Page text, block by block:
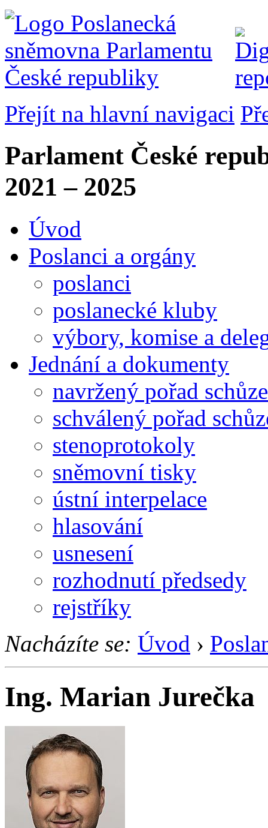
Přejít na hlavní navigaci
Parlament České
2021 – 2025
Úvod
Poslanci a orgány
poslanci
poslanecké kluby
výbory, komise a
Jednání a dokumenty
navržený pořad schůze
schválený pořad
stenoprotokoly
sněmovní tisky
ústní interpelace
hlasování
usnesení
rozhodnutí předsedy
rejstříky
Nacházíte se: Úvod ›
Ing. Marian Jurečka